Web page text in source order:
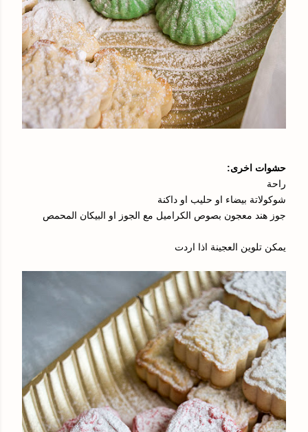
حشوات اخرى:
راحة
شوكولاتة بيضاء او حليب او داكنة
جوز هند معجون بصوص الكراميل مع الجوز او البيكان المحمص
يمكن تلوين العجينة اذا اردت